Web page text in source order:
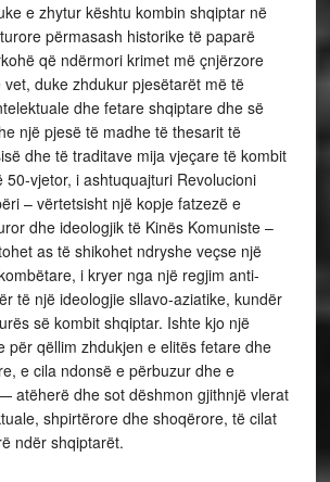
e zhytur kështu kombin shqiptar në
përmasash historike të paparë
që ndërmori krimet më çnjërzore
duke zhdukur pjesëtarët më të
dhe fetare shqiptare dhe së
një pjesë të madhe të thesarit të
dhe të traditave mija vjeçare të kombit
vjetor, i ashtuquajturi Revolucioni
– vërtetsisht një kopje fatzezë e
dhe ideologjik të Kinës Komuniste –
as të shikohet ndryshe veçse një
i kryer nga një regjim anti-
të një ideologjie sllavo-aziatike, kundër
së kombit shqiptar. Ishte kjo një
për qëllim zhdukjen e elitës fetare dhe
e cila ndonsë e përbuzur dhe e
atëherë dhe sot dëshmon gjithnjë vlerat
shpirtërore dhe shoqërore, të cilat
ndër shqiptarët.